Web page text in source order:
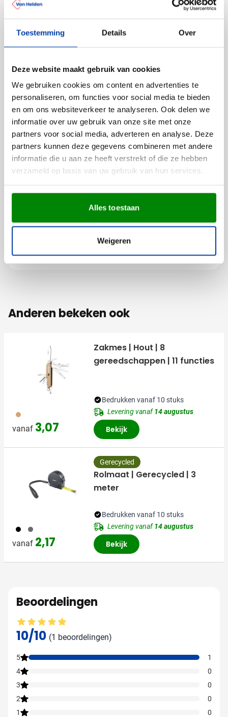
Toestemming Details Over
Deze website maakt gebruik van cookies
We gebruiken cookies om content en advertenties te
personaliseren, om functies voor social media te bieden
en om ons websiteverkeer te analyseren. Ook delen we
informatie over uw gebruik van onze site met onze
partners voor social media, adverteren en analyse. Deze
partners kunnen deze gegevens combineren met andere
informatie die u aan ze heeft verstrekt of die ze hebben
verzameld op basis van uw gebruik van hun services.
Alles toestaan
Weigeren
goed zichtbaar te plaatsen. De behuizing biedt
voldoende ruimte voor een nette, scherpe opdruk.
Gratis digitaal voorbeeld van je
bedrukte rolmaat
Benieuwd hoe jouw logo op deze rolmaat staat? Vraag
een gratis digitaal voorbeeld aan en bekijk het
resultaat rustig. Heb je vragen over de bedrukking?
Neem contact met ons op, we helpen je graag verder.
Lees meer
Specificaties
183 gram
Materiaal
ABS, Staal, TPR
8.4 cm x 3.6 cm x 7.5 cm
(l x b x h)
Anderen bekeken ook
945
vanaf 3,07
Zakmes | Hout | 8
gereedschappen | 11 functies
Bedrukken vanaf 10 stuks
Levering vanaf14 augustus
Bekijk
001 003
vanaf 2,17
Gerecycled
Rolmaat | Gerecycled | 3
meter
Bedrukken vanaf 10 stuks
Levering vanaf14 augustus
Bekijk
Beoordelingen
Gemiddelde beoordeling: 10 van 10
10/10 (1 beoordelingen)
5
1
4
0
3
0
2
0
1
0